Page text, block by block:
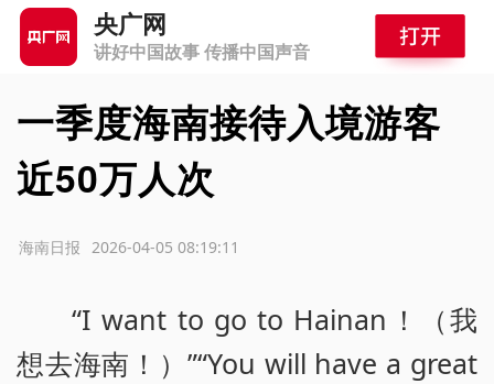
央广网
讲好中国故事 传播中国声音
一季度海南接待入境游客
近50万人次
2026-04-05 08:19:11
海南日报
“I want to go to Hainan！（我
想去海南！）”“You will have a great